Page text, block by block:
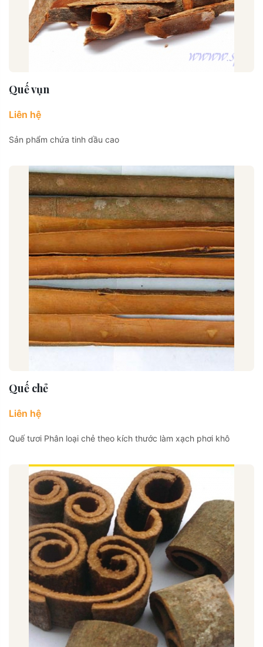
Quế vụn
Liên hệ
Sản phẩm chứa tinh dầu cao
Quế chẻ
Liên hệ
Quế tươi Phân loại chẻ theo kích thước làm xạch phơi khô